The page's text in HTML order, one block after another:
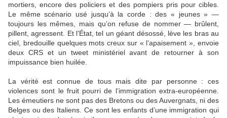
mortiers, encore des policiers et des pompiers pris pour cibles.
Le même scénario usé jusqu’à la corde : des « jeunes » —
toujours les mêmes, mais qu’on refuse de nommer — brûlent,
pillent, agressent. Et l’État, tel un géant désossé, lève les bras au
ciel, bredouille quelques mots creux sur « l’apaisement », envoie
deux CRS et un tweet ministériel avant de retourner à son
impuissance bien huilée.
La vérité est connue de tous mais dite par personne : ces
violences sont le fruit pourri de l’immigration extra-européenne.
Les émeutiers ne sont pas des Bretons ou des Auvergnats, ni des
Belges ou des Italiens. Ce sont les enfants d’une immigration qui